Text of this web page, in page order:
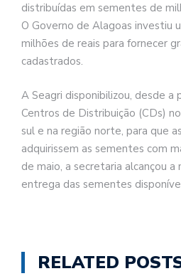
distribuídas em sementes de
O Governo de Alagoas investiu
milhões de reais para fornecer
cadastrados.
A Seagri disponibilizou, desde a
Centros de Distribuição (CDs)
sul e na região norte, para que
adquirissem as sementes com
de maio, a secretaria alcançou
entrega das sementes
RELATED